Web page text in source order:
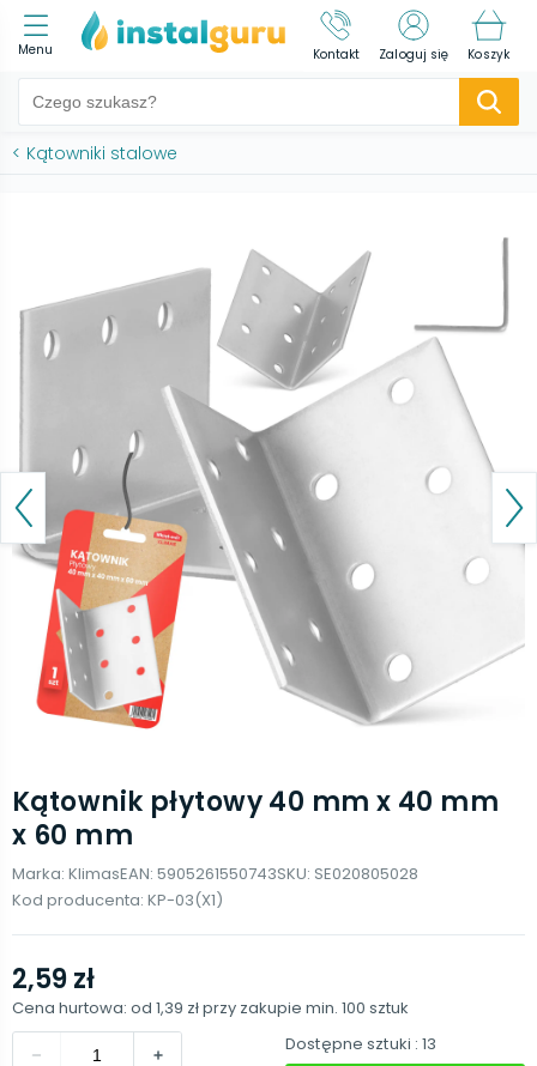
Menu Kontakt Zaloguj się Koszyk
< Kątowniki stalowe
Kątownik płytowy 40 mm x 40 mm
x 60 mm
Marka: KlimasEAN: 5905261550743SKU: SE020805028
Kod producenta: KP-03(X1)
2,59 zł
Cena hurtowa: od 1,39 złprzy zakupie min. 100 sztuk
Dostępne sztuki : 13